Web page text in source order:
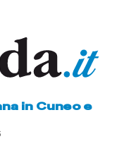
in Cuneo e